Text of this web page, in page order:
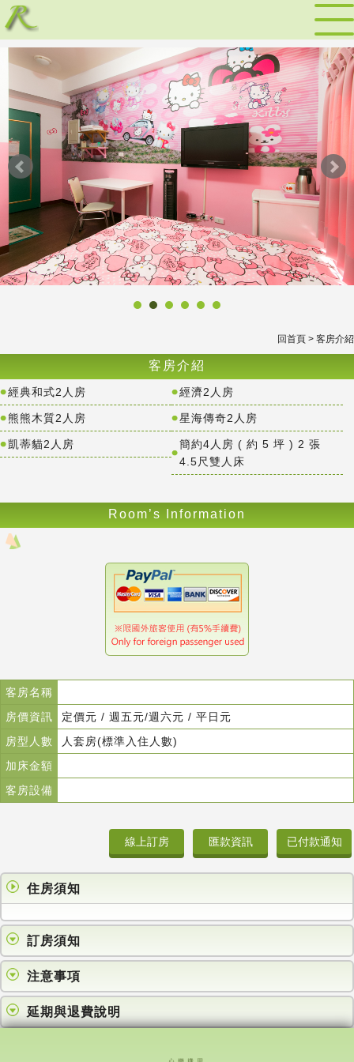
回首頁 > 客房介紹
客房介紹
經典和式2人房 經濟2人房
熊熊木質2人房 星海傳奇2人房
凱蒂貓2人房
簡約4人房 ( 約 5 坪 ) 2 張
4.5尺雙人床
Room’s Information
客房名稱
房價資訊
定價元 / 週五元/週六元 / 平日元
房型人數
人套房(標準入住人數)
加床金額
客房設備
住房須知
訂房須知
注意事項
延期與退費說明